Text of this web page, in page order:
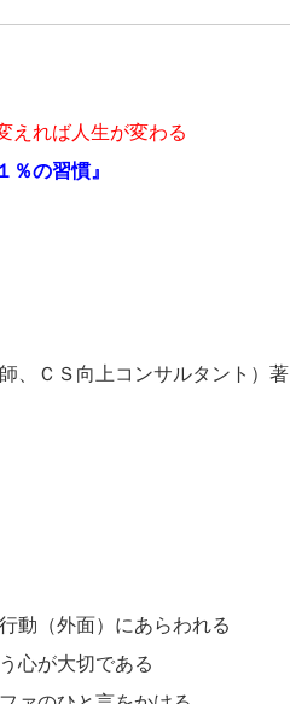
えれば人生が変わる
％の習慣』
、ＣＳ向上コンサルタント）著
動（外面）にあらわれる
心が大切である